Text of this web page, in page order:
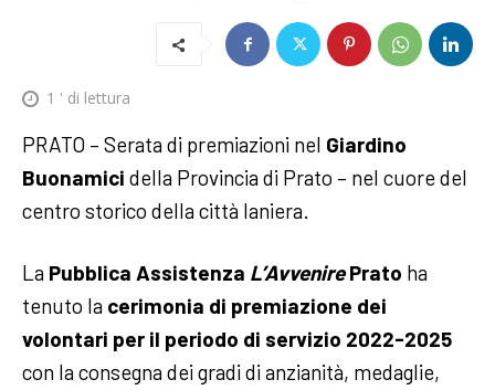
1 ' di lettura
PRATO – Serata di premiazioni nel Giardino
Buonamici della Provincia di Prato – nel cuore del
centro storico della città laniera.
La Pubblica Assistenza L’AvvenirePrato ha
tenuto la cerimonia di premiazione dei
volontari per il periodo di servizio 2022-2025
con la consegna dei gradi di anzianità, medaglie,